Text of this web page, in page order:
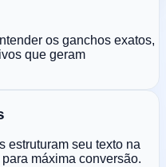
os ganchos exatos,
que geram
estruturam seu texto na
máxima conversão.